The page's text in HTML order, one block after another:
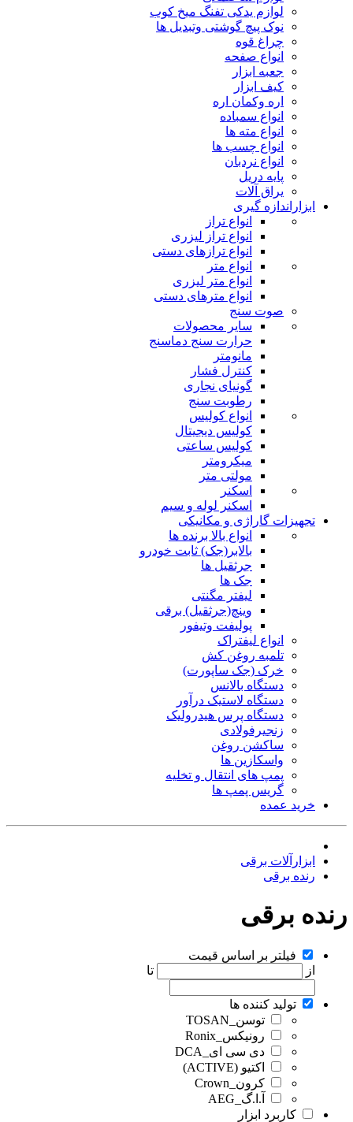
لوازم یدکی تفنگ میخ کوب
نوک پیچ گوشتی وتبدیل ها
چراغ قوه
انواع صفحه
جعبه ابزار
کیف ابزار
اره وکمان اره
انواع سمباده
انواع مته ها
انواع چسب ها
انواع نردبان
پایه دریل
یراق آلات
ابزاراندازه گیری
انواع تراز
انواع تراز لیزری
انواع ترازهای دستی
انواع متر
انواع متر لیزری
انواع مترهای دستی
صوت سنج
سایر محصولات
حرارت سنج دماسنج
مانومتر
کنترل فشار
گونیای نجاری
رطوبت سنج
انواع کولیس
کولیس دیجیتال
کولیس ساعتی
میکرومتر
مولتی متر
اسکنر
اسکنر لوله و سیم
تجهیزات گاراژی و مکانیکی
انواع بالا برنده ها
بالابر(جک) ثابت خودرو
جرثقیل ها
جک ها
لیفتر مگنتی
وینچ(جرثقیل) برقی
پولیفت وتیفور
انواع لیفتراک
تلمبه روغن کش
خرک (جک ساپورت)
دستگاه بالانس
دستگاه لاستیک درآور
دستگاه پرس هیدرولیک
زنجیرفولادی
ساکشن روغن
واسکازین ها
پمپ های انتقال و تخلیه
گریس پمپ ها
خرید عمده
ابزارآلات برقی
رنده برقی
رنده برقی
فیلتر بر اساس قیمت
از
تا
تولید کننده ها
توسن_TOSAN
رونیکس_Ronix
دی سی ای_DCA
اکتیو (ACTIVE)
کرون_Crown
آ.ا.گ_AEG
کاربرد ابزار